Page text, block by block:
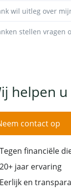
wil uitleg over
stellen vragen
helpen u
contact op
Tegen financiële
20+ jaar ervaring
Eerlijk en